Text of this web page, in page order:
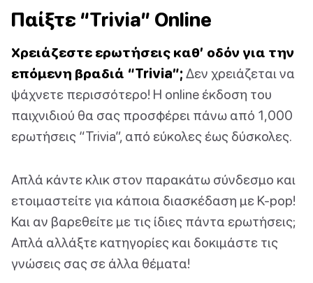
Παίξτε “Trivia” Online
Χρειάζεστε ερωτήσεις καθ’ οδόν για την
επόμενη βραδιά “Trivia”; Δεν χρειάζεται να
ψάχνετε περισσότερο! Η online έκδοση του
παιχνιδιού θα σας προσφέρει πάνω από 1,000
ερωτήσεις “Trivia”, από εύκολες έως δύσκολες.
Απλά κάντε κλικ στον παρακάτω σύνδεσμο και
ετοιμαστείτε για κάποια διασκέδαση με K-pop!
Και αν βαρεθείτε με τις ίδιες πάντα ερωτήσεις;
Απλά αλλάξτε κατηγορίες και δοκιμάστε τις
γνώσεις σας σε άλλα θέματα!